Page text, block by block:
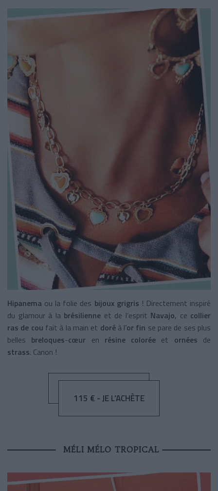
Hipanema ou la folie des bijoux grigris ! Directement inspiré
du glamour à la brésilienne et de l’esprit Navajo, ce collier
ras de cou fait à la main et doré à l’or fin se pare de ses plus
belles breloques-cœur en résine colorée et ornées de
strass. Canon !
115 € - JE L’ACHÈTE
MÉLI MÉLO TROPICAL